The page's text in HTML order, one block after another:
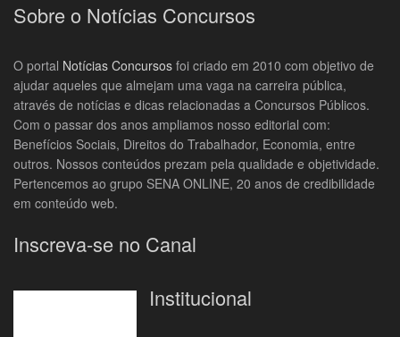
Sobre o Notícias Concursos
O portal Notícias Concursos foi criado em 2010 com objetivo de
ajudar aqueles que almejam uma vaga na carreira pública,
através de notícias e dicas relacionadas a Concursos Públicos.
Com o passar dos anos ampliamos nosso editorial com:
Benefícios Sociais, Direitos do Trabalhador, Economia, entre
outros. Nossos conteúdos prezam pela qualidade e objetividade.
Pertencemos ao grupo SENA ONLINE, 20 anos de credibilidade
em conteúdo web.
Inscreva-se no Canal
Institucional